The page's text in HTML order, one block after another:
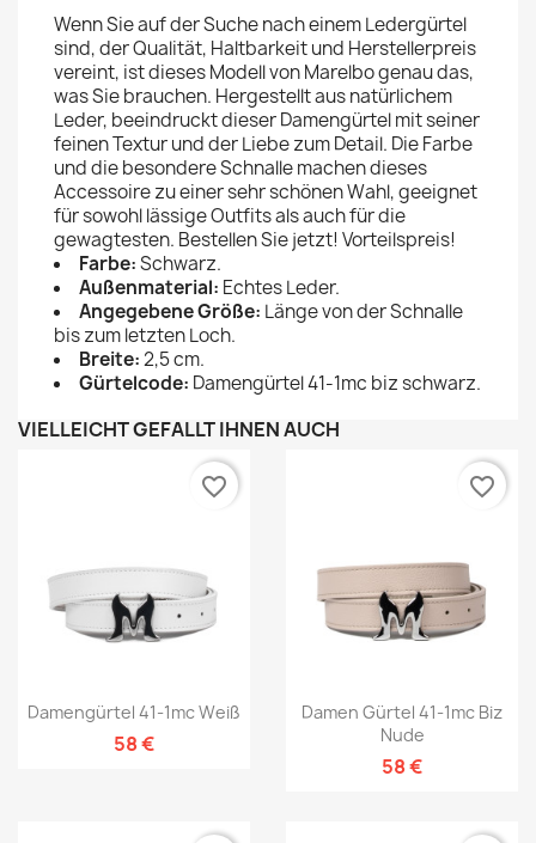
Wenn Sie auf der Suche nach einem Ledergürtel
sind, der Qualität, Haltbarkeit und Herstellerpreis
vereint, ist dieses Modell von Marelbo genau das,
was Sie brauchen. Hergestellt aus natürlichem
Leder, beeindruckt dieser Damengürtel mit seiner
feinen Textur und der Liebe zum Detail. Die Farbe
und die besondere Schnalle machen dieses
Accessoire zu einer sehr schönen Wahl, geeignet
für sowohl lässige Outfits als auch für die
gewagtesten. Bestellen Sie jetzt! Vorteilspreis!
Farbe:Schwarz.
Außenmaterial: Echtes Leder.
Angegebene Größe: Länge von der Schnalle
bis zum letzten Loch.
Breite:2,5 cm.
Gürtelcode: Damengürtel 41-1mc biz schwarz.
VIELLEICHT GEFÄLLT IHNEN AUCH
Damengürtel 41-1mc Weiß
58 €
favorite_border
Damen Gürtel 41-1mc Biz
Nude
58 €
favorite_border